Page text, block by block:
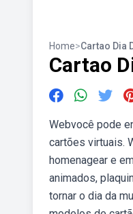
Home>Cartao Dia
Cartao
Webvocê pode
cartões virtuais.
homenagear e
animados,
tornar o dia da